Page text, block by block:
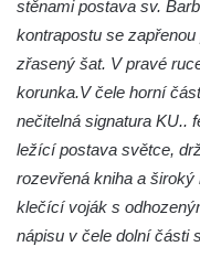
Sousoší Humanoidi
Českých
Pomník Vojtěcha
Na Sadech v
Pomník Přemysla
Sadech v Českých
Socha Mateřství v
Českých
stěnami postava sv.
kontrapostu se
zřasený šat. V pravé
korunka.V čele horní
nečitelná signatura KU..
ležící postava světce,
rozevřená kniha a
klečící voják s
nápisu v čele dolní části